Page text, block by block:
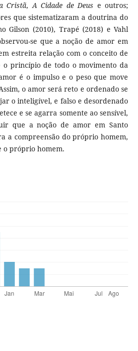
Cristã,A Cidade de Deus e outros;
que sistematizaram a doutrina do
Gilson (2010), Trapé (2018) e Vahl
se que a noção de amor em
estreita relação com o conceito de
o princípio de todo o movimento da
é o impulso e o peso que move
o amor será reto e ordenado se
o inteligível, e falso e desordenado
e se agarra somente ao sensível,
que a noção de amor em Santo
a compreensão do próprio homem,
o próprio homem.